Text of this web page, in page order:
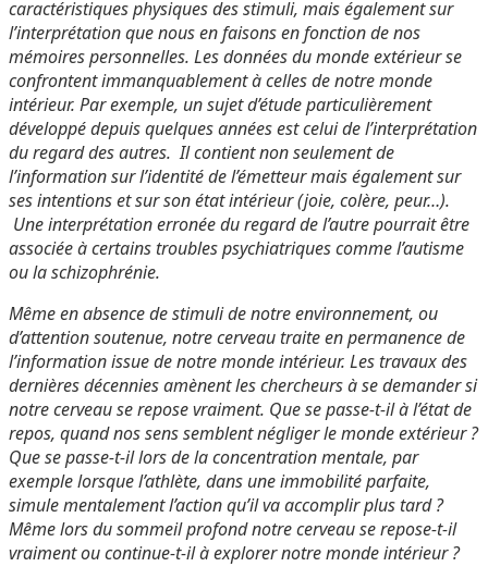
caractéristiques physiques des stimuli, mais également sur
l’interprétation que nous en faisons en fonction de nos
mémoires personnelles. Les données du monde extérieur se
confrontent immanquablement à celles de notre monde
intérieur. Par exemple, un sujet d’étude particulièrement
développé depuis quelques années est celui de l’interprétation
du regard des autres. Il contient non seulement de
l’information sur l’identité de l’émetteur mais également sur
ses intentions et sur son état intérieur (joie, colère, peur…).
Une interprétation erronée du regard de l’autre pourrait être
associée à certains troubles psychiatriques comme l’autisme
ou la schizophrénie.
Même en absence de stimuli de notre environnement, ou
d’attention soutenue, notre cerveau traite en permanence de
l’information issue de notre monde intérieur. Les travaux des
dernières décennies amènent les chercheurs à se demander si
notre cerveau se repose vraiment. Que se passe-t-il à l’état de
repos, quand nos sens semblent négliger le monde extérieur ?
Que se passe-t-il lors de la concentration mentale, par
exemple lorsque l’athlète, dans une immobilité parfaite,
simule mentalement l’action qu’il va accomplir plus tard ?
Même lors du sommeil profond notre cerveau se repose-t-il
vraiment ou continue-t-il à explorer notre monde intérieur ?